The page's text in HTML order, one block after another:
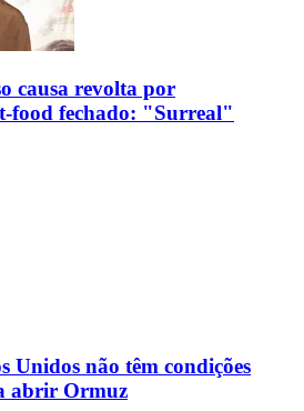
causa revolta por
food fechado: "Surreal"
Unidos não têm condições
abrir Ormuz